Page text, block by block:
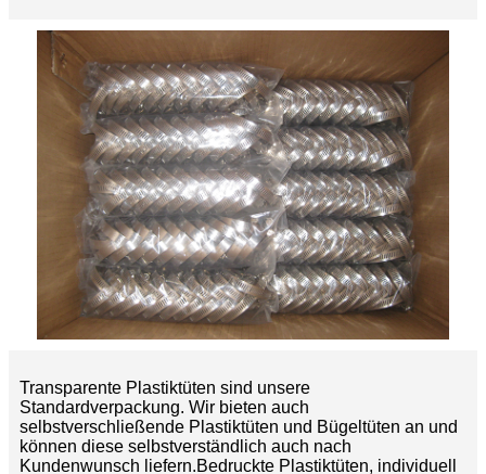
Transparente Plastiktüten sind unsere
Standardverpackung. Wir bieten auch
selbstverschließende Plastiktüten und Bügeltüten an und
können diese selbstverständlich auch nach
Kundenwunsch liefern.Bedruckte Plastiktüten, individuell